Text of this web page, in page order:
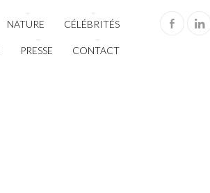
NATURE CÉLÉBRITÉS
PRESSE CONTACT